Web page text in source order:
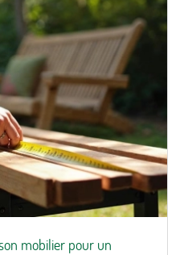
mobilier pour un